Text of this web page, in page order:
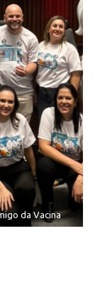
da Vacina